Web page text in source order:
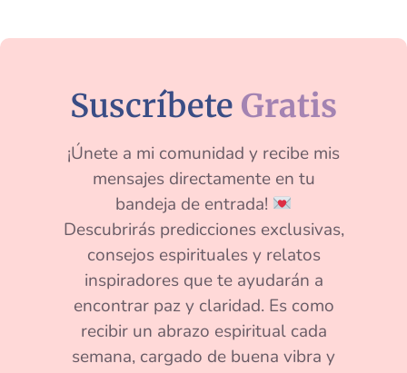
Suscríbete Gratis
¡Únete a mi comunidad y recibe mis
mensajes directamente en tu
bandeja de entrada!
Descubrirás predicciones exclusivas,
consejos espirituales y relatos
inspiradores que te ayudarán a
encontrar paz y claridad. Es como
recibir un abrazo espiritual cada
semana, cargado de buena vibra y